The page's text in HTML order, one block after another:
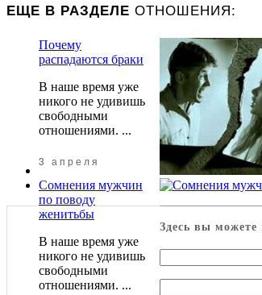
ЕЩЕ В РАЗДЕЛЕ ОТНОШЕНИЯ:
Почему
распадаются браки
В наше время уже
никого не удивишь
свободными
отношениями. ...
3 апреля
Сомнения мужчин
по поводу
женитьбы
В наше время уже
никого не удивишь
свободными
отношениями. ...
Здесь вы можете